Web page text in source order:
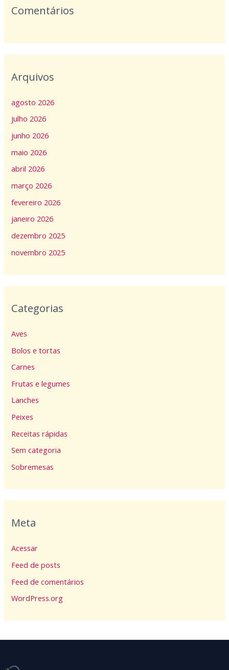
Comentários
Arquivos
agosto 2026
julho 2026
junho 2026
maio 2026
abril 2026
março 2026
fevereiro 2026
janeiro 2026
dezembro 2025
novembro 2025
Categorias
Aves
Bolos e tortas
Carnes
Frutas e legumes
Lanches
Peixes
Receitas rápidas
Sem categoria
Sobremesas
Meta
Acessar
Feed de posts
Feed de comentários
WordPress.org